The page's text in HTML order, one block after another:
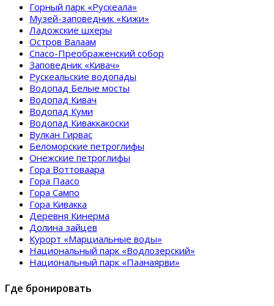
Горный парк «Рускеала»
Музей-заповедник «Кижи»
Ладожские шхеры
Остров Валаам
Спасо-Преображенский собор
Заповедник «Кивач»
Рускеальские водопады
Водопад Белые мосты
Водопад Кивач
Водопад Куми
Водопад Киваккакоски
Вулкан Гирвас
Беломорские петроглифы
Онежские петроглифы
Гора Воттоваара
Гора Паасо
Гора Сампо
Гора Кивакка
Деревня Кинерма
Долина зайцев
Курорт «Марциальные воды»
Национальный парк «Водлозерский»
Национальный парк «Паанаярви»
Где бронировать